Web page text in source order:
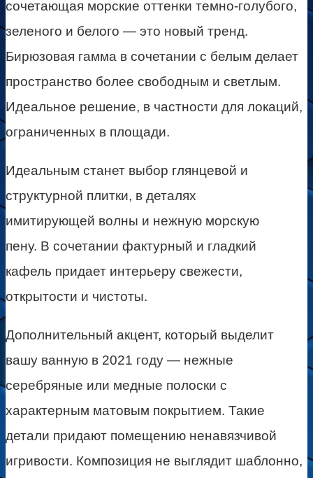
сочетающая морские оттенки темно-голубого,
зеленого и белого — это новый тренд.
Бирюзовая гамма в сочетании с белым делает
пространство более свободным и светлым.
Идеальное решение, в частности для локаций,
ограниченных в площади.
Идеальным станет выбор глянцевой и
структурной плитки, в деталях
имитирующей волны и нежную морскую
пену. В сочетании фактурный и гладкий
кафель придает интерьеру свежести,
открытости и чистоты.
Дополнительный акцент, который выделит
вашу ванную в 2021 году — нежные
серебряные или медные полоски с
характерным матовым покрытием. Такие
детали придают помещению ненавязчивой
игривости. Композиция не выглядит шаблонно,